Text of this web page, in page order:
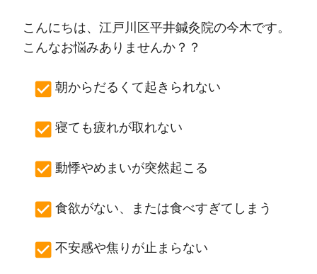
こんにちは、江戸川区平井鍼灸院の今木です。
こんなお悩みありませんか？？
朝からだるくて起きられない
寝ても疲れが取れない
動悸やめまいが突然起こる
食欲がない、または食べすぎてしまう
不安感や焦りが止まらない